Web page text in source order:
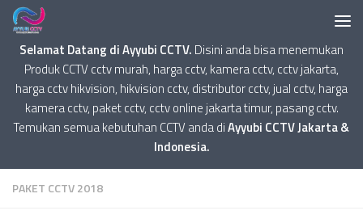
Selamat Datang di Ayyubi CCTV. Disini anda bisa menemukan
Produk CCTV cctv murah, harga cctv, kamera cctv, cctv jakarta,
harga cctv hikvision, hikvision cctv, distributor cctv, jual cctv, harga
kamera cctv, paket cctv, cctv online jakarta timur, pasang cctv.
Temukan semua kebutuhan CCTV anda diAyyubi CCTV Jakarta &
Indonesia.
PAKET CCTV 2018